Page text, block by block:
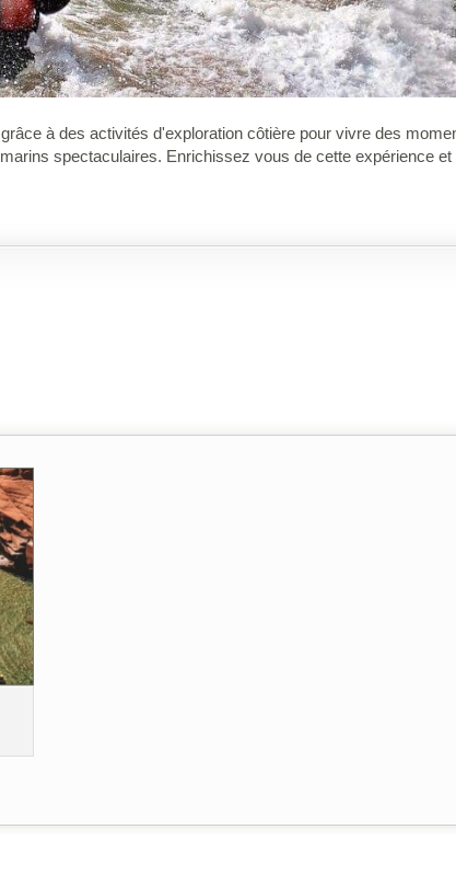
à des activités d'exploration côtière pour vivre des
spectaculaires. Enrichissez vous de cette expérience